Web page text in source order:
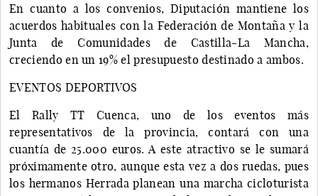
En cuanto a los convenios, Diputación mantiene los
acuerdos habituales con la Federación de Montaña y la
Junta de Comunidades de Castilla-La Mancha,
creciendo en un 19% el presupuesto destinado a ambos.
EVENTOS DEPORTIVOS
El Rally TT Cuenca, uno de los eventos más
representativos de la provincia, contará con una
cuantía de 25.000 euros. A este atractivo se le sumará
próximamente otro, aunque esta vez a dos ruedas, pues
los hermanos Herrada planean una marcha cicloturista